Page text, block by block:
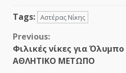
Tags: Αστέρας Νίκης
Continue
Reading
Previous:
Φιλικές νίκες για
ΑΘΛΗΤΙΚΟ ΜΕΤΩΠΟ